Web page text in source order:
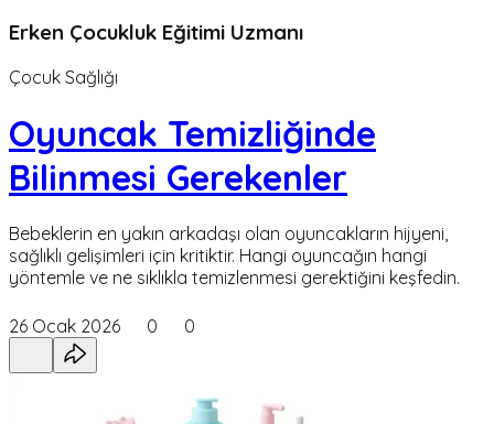
Erken Çocukluk Eğitimi Uzmanı
Çocuk Sağlığı
Oyuncak Temizliğinde
Bilinmesi Gerekenler
Bebeklerin en yakın arkadaşı olan oyuncakların hijyeni,
sağlıklı gelişimleri için kritiktir. Hangi oyuncağın hangi
yöntemle ve ne sıklıkla temizlenmesi gerektiğini keşfedin.
26 Ocak 2026 0 0